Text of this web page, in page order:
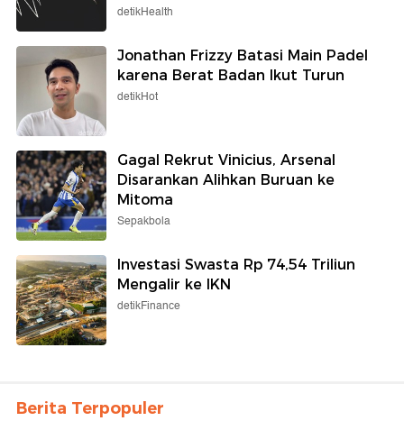
detikHealth
Jonathan Frizzy Batasi Main Padel
karena Berat Badan Ikut Turun
detikHot
Gagal Rekrut Vinicius, Arsenal
Disarankan Alihkan Buruan ke
Mitoma
Sepakbola
Investasi Swasta Rp 74,54 Triliun
Mengalir ke IKN
detikFinance
Berita Terpopuler